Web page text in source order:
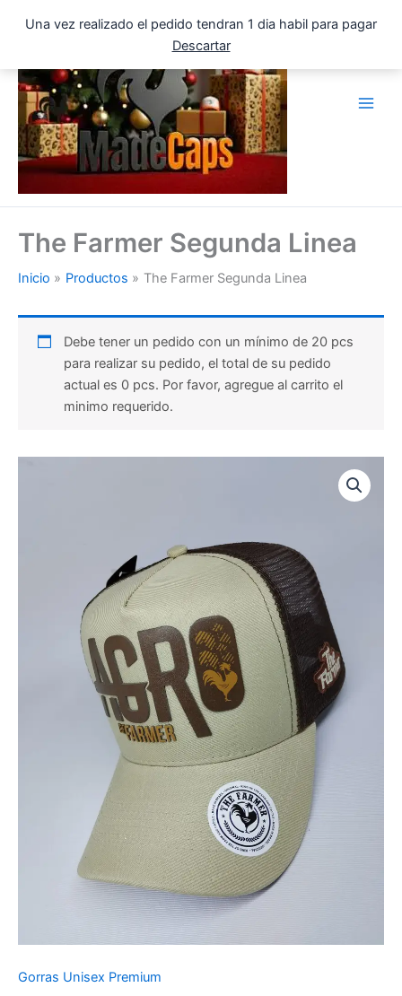
Una vez realizado el pedido tendran 1 dia habil para pagar
Descartar
The Farmer Segunda Linea
Inicio Productos The Farmer Segunda Linea
Debe tener un pedido con un mínimo de 20 pcs
para realizar su pedido, el total de su pedido
actual es 0 pcs. Por favor, agregue al carrito el
minimo requerido.
Gorras Unisex Premium